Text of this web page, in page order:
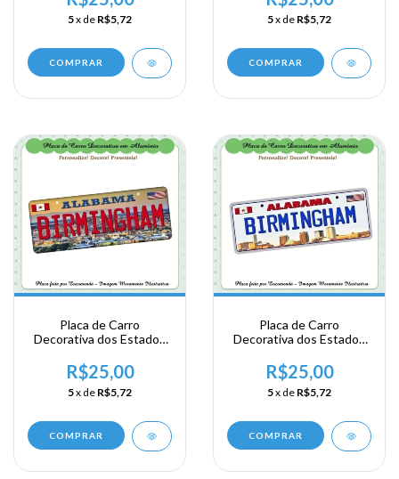
- Birmingham
5x de R$5,72
COMPRAR
- Birmingham
5x de R$5,72
COMPRAR
Placa de Carro
Decorativa dos Estados
USA - Area Sul - Alabama
- Birmingham
R$25,00
5x de R$5,72
COMPRAR
Placa de Carro
Decorativa dos Estados
USA - Area Sul - Alabama
- Birmingham
R$25,00
5x de R$5,72
COMPRAR